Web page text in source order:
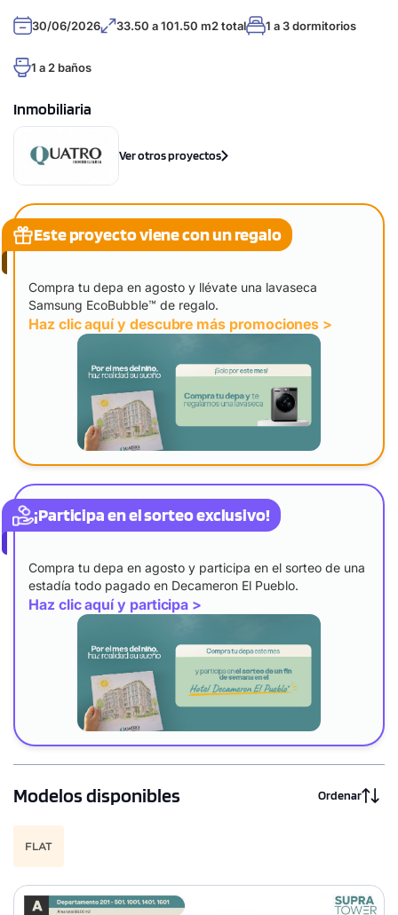
30/06/2026 33.50 a 101.50 m2 total 1 a 3 dormitorios
1 a 2 baños
Inmobiliaria
Ver otros proyectos
Compra tu depa en agosto y llévate una lavaseca
Samsung EcoBubble™ de regalo.
Haz clic aquí y descubre más promociones >
Este proyecto viene con un regalo
Compra tu depa en agosto y participa en el sorteo de una
estadía todo pagado en Decameron El Pueblo.
Haz clic aquí y participa >
¡Participa en el sorteo exclusivo!
Modelos disponibles Ordenar
FLAT